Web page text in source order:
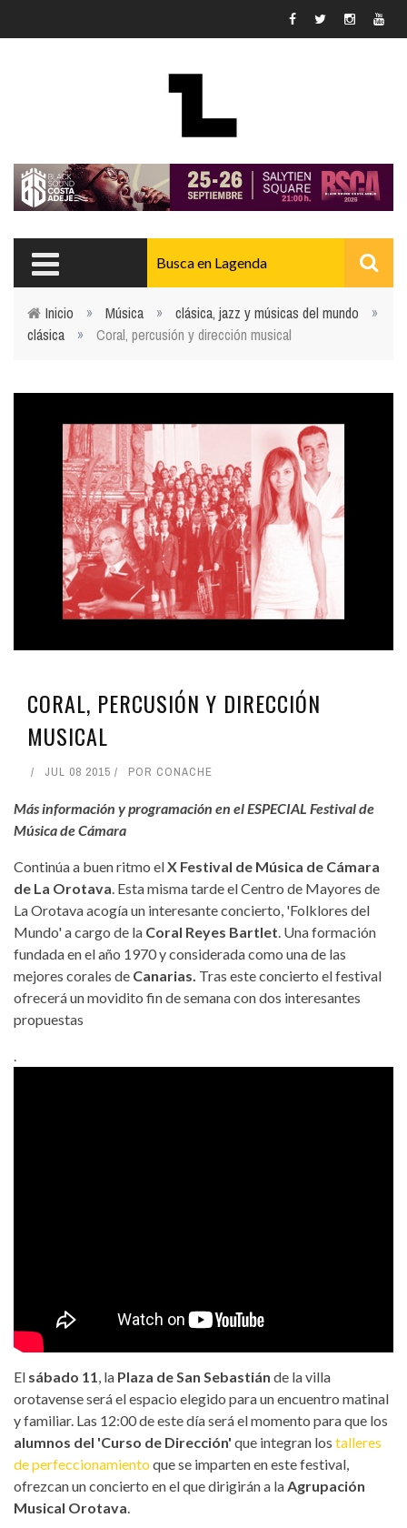
Usted está aquí
Inicio » Música » clásica, jazz y músicas del mundo
»
clásica
» Coral, percusión y dirección musical
CORAL, PERCUSIÓN Y DIRECCIÓN
MUSICAL
JUL 08 2015 POR CONACHE
Más información y programación en elESPECIAL Festival de
Música de Cámara
Continúa a buen ritmo elX Festival de Música de Cámara
de La Orotava. Esta misma tarde el Centro de Mayores de
La Orotava acogía un interesante concierto, 'Folklores del
Mundo' a cargo de la Coral Reyes Bartlet. Una formación
fundada en el año 1970 y considerada como una de las
mejores corales de Canarias. Tras este concierto el festival
ofrecerá un movidito fin de semana con dos interesantes
propuestas
.
El sábado 11, la Plaza de San Sebastián de la villa
orotavense será el espacio elegido para un encuentro matinal
y familiar. Las 12:00 de este día será el momento para que los
alumnos del 'Curso de Dirección' que integran los talleres
de perfeccionamientoque se imparten en este festival,
ofrezcan un concierto en el que dirigirán a laAgrupación
Musical Orotava.